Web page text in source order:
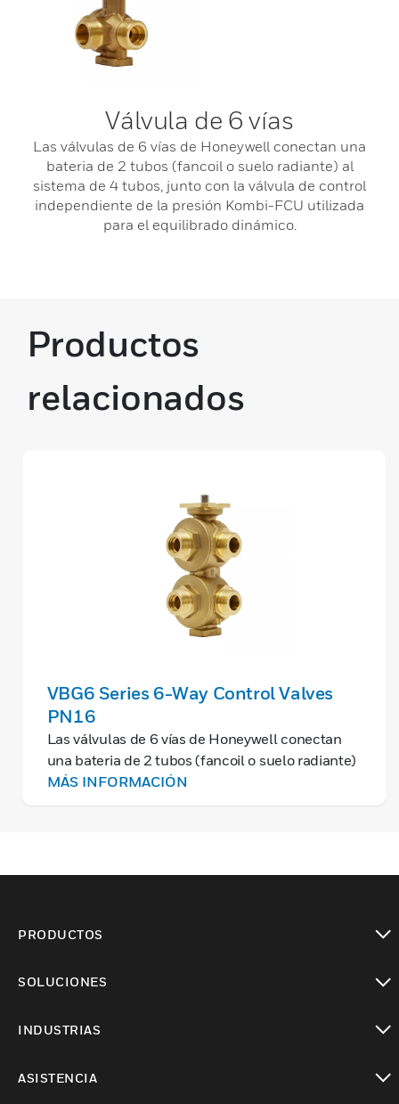
Válvula de 6 vías
Las válvulas de 6 vías de Honeywell conectan una
bateria de 2 tubos (fancoil o suelo radiante) al
sistema de 4 tubos, junto con la válvula de control
independiente de la presión Kombi-FCU utilizada
para el equilibrado dinámico.
Productos
relacionados
VBG6 Series 6-Way Control Valves
PN16
Las válvulas de 6 vías de Honeywell conectan
una bateria de 2 tubos (fancoil o suelo radiante)
al sistema de 4 tubos, junto con la válvula de
control independiente de la presión Kombi-FCU
MÁS INFORMACIÓN
PRODUCTOS
SOLUCIONES
INDUSTRIAS
ASISTENCIA